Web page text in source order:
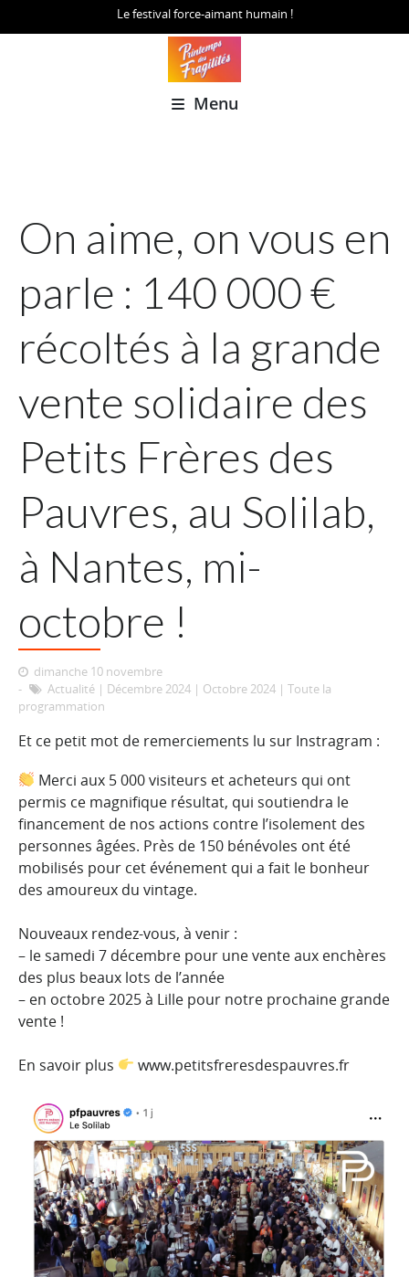
Le festival force-aimant humain !
Menu
On aime, on vous en
parle : 140 000 €
récoltés à la grande
vente solidaire des
Petits Frères des
Pauvres, au Solilab,
à Nantes, mi-
octobre !
dimanche 10 novembre
Actualité | Décembre 2024 | Octobre 2024 | Toute la
programmation
Et ce petit mot de remerciements lu sur Instragram :
Merci aux 5 000 visiteurs et acheteurs qui ont
permis ce magnifique résultat, qui soutiendra le
financement de nos actions contre l’isolement des
personnes âgées. Près de 150 bénévoles ont été
mobilisés pour cet événement qui a fait le bonheur
des amoureux du vintage.
Nouveaux rendez-vous, à venir :
– le samedi 7 décembre pour une vente aux enchères
des plus beaux lots de l’année
– en octobre 2025 à Lille pour notre prochaine grande
vente !
En savoir plus www.petitsfreresdespauvres.fr